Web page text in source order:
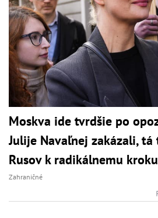
Moskva ide tvrdšie po
Julije Navaľnej zakázali,
Rusov k radikálnemu kroku
Zahraničné